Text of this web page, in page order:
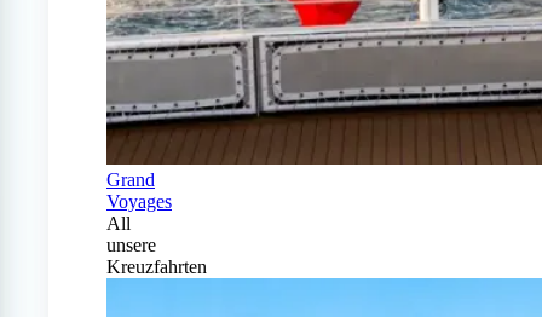
Grand
Voyages
All
unsere
Kreuzfahrten